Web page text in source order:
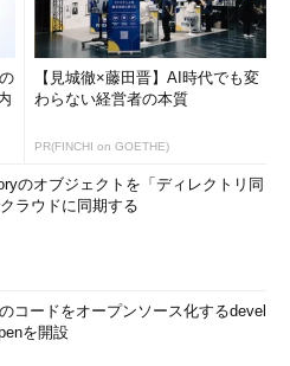
トのビジネスを含むジェムアルト
ジネス）の本部長。HSM（ハード
ュール）と呼ばれる鍵管理製品
の暗号化を行う製品、認証トー
ジットカード、キャッシュカー
向けのビジネスやモバイル決済
けセキュリティ商品や政府系プ
ング向けのビジネスなどに従
レクターとして日本以外にもタ
金融機関向けビジネスを統括し
社以前は、アメリカン・エキス
【見城徹×藤田晋】AI時代でも変
わらない経営者の本質
PR(FINCHI on GOETHE)
のオブジェクトを「ディレクトリ同
ラウドに同期する
コードをオープンソース化するdevel
を開設